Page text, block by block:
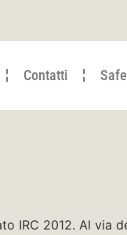
Contatti
IRC 2012. Al via